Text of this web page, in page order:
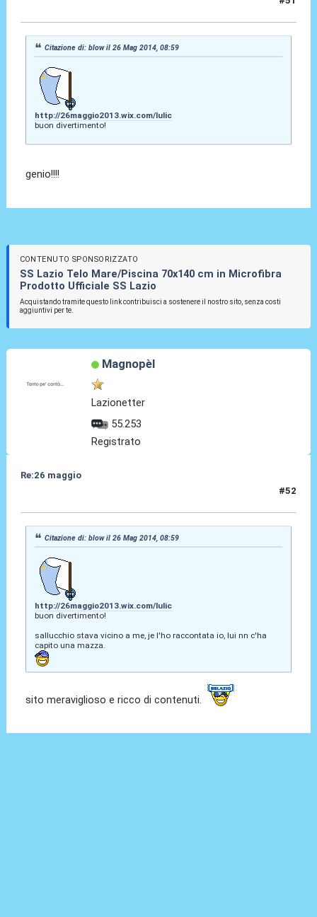
Citazione di: blow il 26 Mag 2014, 08:59
http://26maggio2013.wix.com/lulic
buon divertimento!
genio!!!!
CONTENUTO SPONSORIZZATO
SS Lazio Telo Mare/Piscina 70x140 cm in Microfibra
Prodotto Ufficiale SS Lazio
Acquistando tramite questo link contribuisci a sostenere il nostro sito, senza costi
aggiuntivi per te.
Magnopèl
Lazionetter
55.253
Registrato
Re:26 maggio
#52
Citazione di: blow il 26 Mag 2014, 08:59
http://26maggio2013.wix.com/lulic
buon divertimento!
sallucchio stava vicino a me, je l'ho raccontata io, lui nn c'ha
capito una mazza.
sito meraviglioso e ricco di contenuti.